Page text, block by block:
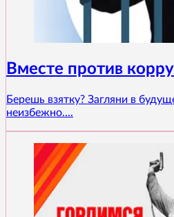
Вместе против
Берешь взятку? Загляни в
неизбежно....